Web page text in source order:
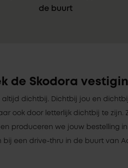
de buurt
de Skodora
altijd dichtbij. Dichtbij jou en
ook door letterlijk dichtbij te
produceren we jouw bestelling
bij een drive-thru in de buurt van